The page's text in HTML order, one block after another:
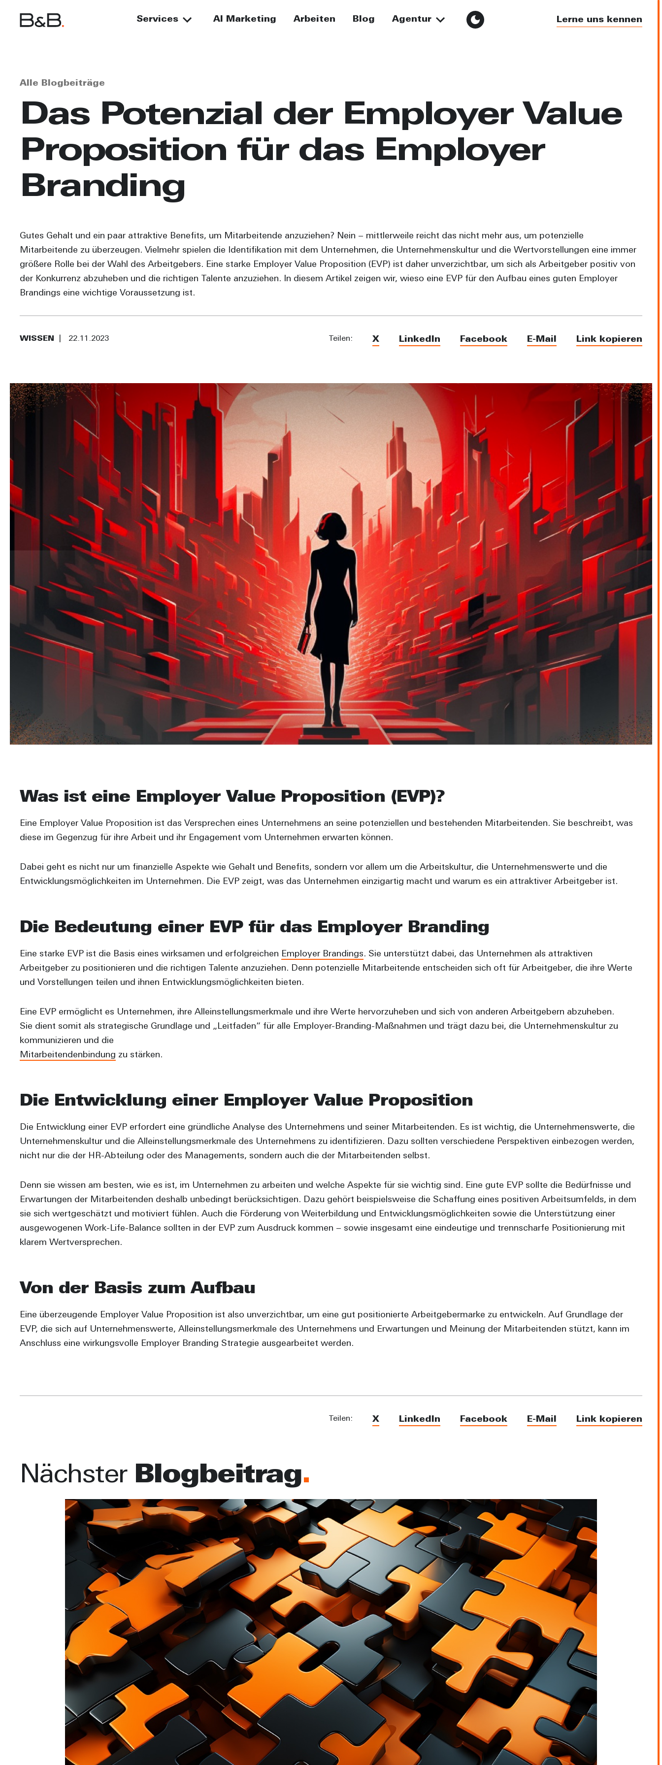
Services AI Marketing Arbeiten Blog Agentur Lerne uns kennen
Alle Blogbeiträge
Das Potenzial der Employer Value
Proposition für das Employer
Branding
Gutes Gehalt und ein paar attraktive Benefits, um Mitarbeitende anzuziehen? Nein – mittlerweile reicht das nicht mehr aus, um potenzielle
Mitarbeitende zu überzeugen. Vielmehr spielen die Identifikation mit dem Unternehmen, die Unternehmenskultur und die Wertvorstellungen eine immer
größere Rolle bei der Wahl des Arbeitgebers. Eine starke Employer Value Proposition (EVP) ist daher unverzichtbar, um sich als Arbeitgeber positiv von
der Konkurrenz abzuheben und die richtigen Talente anzuziehen. In diesem Artikel zeigen wir, wieso eine EVP für den Aufbau eines guten Employer
Brandings eine wichtige Voraussetzung ist.
WISSEN 22.11.2023 Teilen: X LinkedIn Facebook E-Mail Link kopieren
Was ist eine Employer Value Proposition (EVP)?
Eine Employer Value Proposition ist das Versprechen eines Unternehmens an seine potenziellen und bestehenden Mitarbeitenden. Sie beschreibt, was
diese im Gegenzug für ihre Arbeit und ihr Engagement vom Unternehmen erwarten können.
Dabei geht es nicht nur um finanzielle Aspekte wie Gehalt und Benefits, sondern vor allem um die Arbeitskultur, die Unternehmenswerte und die
Entwicklungsmöglichkeiten im Unternehmen. Die EVP zeigt, was das Unternehmen einzigartig macht und warum es ein attraktiver Arbeitgeber ist.
Die Bedeutung einer EVP für das Employer Branding
Eine starke EVP ist die Basis eines wirksamen und erfolgreichen Employer Brandings. Sie unterstützt dabei, das Unternehmen als attraktiven
Arbeitgeber zu positionieren und die richtigen Talente anzuziehen. Denn potenzielle Mitarbeitende entscheiden sich oft für Arbeitgeber, die ihre Werte
und Vorstellungen teilen und ihnen Entwicklungsmöglichkeiten bieten.
Eine EVP ermöglicht es Unternehmen, ihre Alleinstellungsmerkmale und ihre Werte hervorzuheben und sich von anderen Arbeitgebern abzuheben.
Sie dient somit als strategische Grundlage und „Leitfaden“ für alle Employer-Branding-Maßnahmen und trägt dazu bei, die Unternehmenskultur zu
kommunizieren und die
Mitarbeitendenbindung zu stärken.
Die Entwicklung einer Employer Value Proposition
Die Entwicklung einer EVP erfordert eine gründliche Analyse des Unternehmens und seiner Mitarbeitenden. Es ist wichtig, die Unternehmenswerte, die
Unternehmenskultur und die Alleinstellungsmerkmale des Unternehmens zu identifizieren. Dazu sollten verschiedene Perspektiven einbezogen werden,
nicht nur die der HR-Abteilung oder des Managements, sondern auch die der Mitarbeitenden selbst.
Denn sie wissen am besten, wie es ist, im Unternehmen zu arbeiten und welche Aspekte für sie wichtig sind. Eine gute EVP sollte die Bedürfnisse und
Erwartungen der Mitarbeitenden deshalb unbedingt berücksichtigen. Dazu gehört beispielsweise die Schaffung eines positiven Arbeitsumfelds, in dem
sie sich wertgeschätzt und motiviert fühlen. Auch die Förderung von Weiterbildung und Entwicklungsmöglichkeiten sowie die Unterstützung einer
ausgewogenen Work-Life-Balance sollten in der EVP zum Ausdruck kommen – sowie insgesamt eine eindeutige und trennscharfe Positionierung mit
klarem Wertversprechen.
Von der Basis zum Aufbau
Eine überzeugende Employer Value Proposition ist also unverzichtbar, um eine gut positionierte Arbeitgebermarke zu entwickeln. Auf Grundlage der
EVP, die sich auf Unternehmenswerte, Alleinstellungsmerkmale des Unternehmens und Erwartungen und Meinung der Mitarbeitenden stützt, kann im
Anschluss eine wirkungsvolle Employer Branding Strategie ausgearbeitet werden.
Teilen: X LinkedIn Facebook E-Mail Link kopieren
Nächster Blogbeitrag